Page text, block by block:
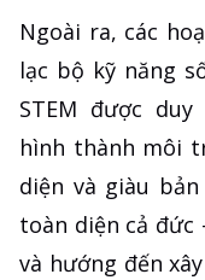
Ngoài ra, các
lạc bộ kỹ năng
STEM được
hình thành môi
diện và giàu
toàn diện cả
và hướng đến